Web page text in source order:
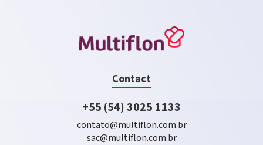
Contact
+55 (54) 3025 1133
contato@multiflon.com.br
sac@multiflon.com.br